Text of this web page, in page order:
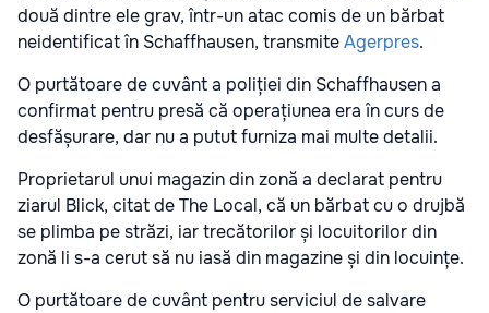
două dintre ele grav, într-un atac comis de un bărbat
neidentificat în Schaffhausen, transmiteAgerpres.
O purtătoare de cuvânt a poliției din Schaffhausen a
confirmat pentru presă că operațiunea era în curs de
desfășurare, dar nu a putut furniza mai multe detalii.
Proprietarul unui magazin din zonă a declarat pentru
ziarul Blick, citat de The Local, că un bărbat cu o drujbă
se plimba pe străzi, iar trecătorilor și locuitorilor din
zonă li s-a cerut să nu iasă din magazine și din locuințe.
O purtătoare de cuvânt pentru serviciul de salvare